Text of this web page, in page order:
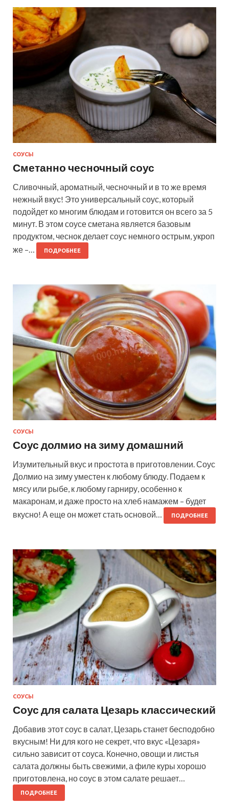
СОУСЫ
Сметанно чесночный соус
Сливочный, ароматный, чесночный и в то же время
нежный вкус! Это универсальный соус, который
подойдет ко многим блюдам и готовится он всего за 5
минут. В этом соусе сметана является базовым
продуктом, чеснок делает соус немного острым, укроп
же –…
ПОДРОБНЕЕ
СОУСЫ
Соус долмио на зиму домашний
Изумительный вкус и простота в приготовлении. Соус
Долмио на зиму уместен к любому блюду. Подаем к
мясу или рыбе, к любому гарниру, особенно к
макаронам, и даже просто на хлеб намажем – будет
вкусно! А еще он может стать основой…
ПОДРОБНЕЕ
СОУСЫ
Соус для салата Цезарь классический
Добавив этот соус в салат, Цезарь станет бесподобно
вкусным! Ни для кого не секрет, что вкус «Цезаря»
сильно зависит от соуса. Конечно, овощи и листья
салата должны быть свежими, а филе куры хорошо
приготовлена, но соус в этом салате решает…
ПОДРОБНЕЕ